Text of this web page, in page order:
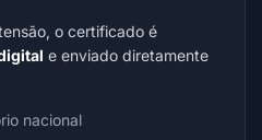
o certificado é
e enviado diretamente
nacional